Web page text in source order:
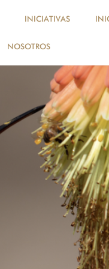
INICIATIVAS
NOSOTROS